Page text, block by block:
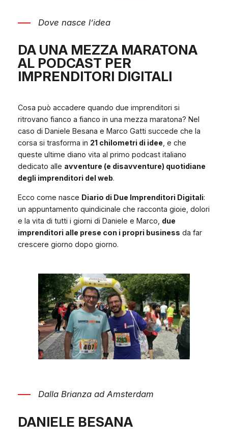
Dove nasce l’idea
DA UNA MEZZA MARATONA
AL PODCAST PER
IMPRENDITORI DIGITALI
Cosa può accadere quando due imprenditori si
ritrovano fianco a fianco in una mezza maratona? Nel
caso di Daniele Besana e Marco Gatti succede che la
corsa si trasforma in 21 chilometri di idee , e che
queste ultime diano vita al primo podcast italiano
dedicato alle avventure (e disavventure) quotidiane
degli imprenditori del web.
Ecco come nasce Diario di Due Imprenditori Digitali:
un appuntamento quindicinale che racconta gioie, dolori
e la vita di tutti i giorni di Daniele e Marco, due
imprenditori alle prese con i propri business da far
crescere giorno dopo giorno.
Dalla Brianza ad Amsterdam
DANIELE BESANA